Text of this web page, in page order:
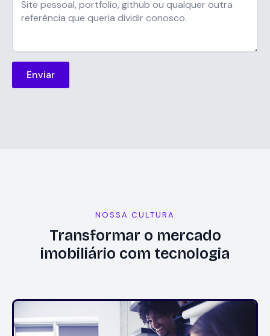
Enviar
NOSSA CULTURA
Transformar o mercado
imobiliário com tecnologia